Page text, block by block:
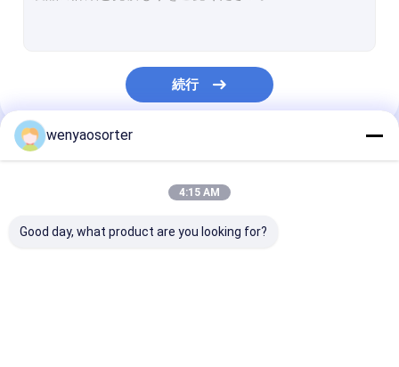
プラスチック色の分類機械
多機能色の選別機
続行
私たちのカテゴリー
wenyaosorter
4:15 AM
Good day, what product are you looking for?